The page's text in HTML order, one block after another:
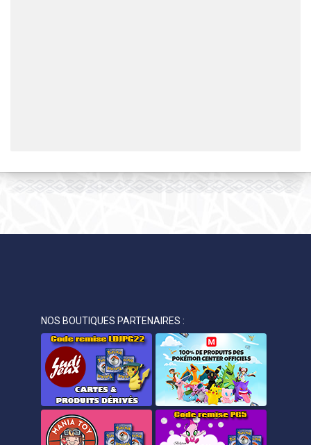
NOS BOUTIQUES PARTENAIRES :